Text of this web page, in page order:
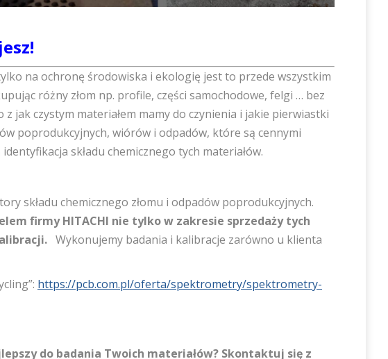
na ochronę środowiska i ekologię jest to przede wszystkim
różny złom np. profile, części samochodowe, felgi … bez
jak czystym materiałem mamy do czynienia i jakie pierwiastki
poprodukcyjnych, wiórów i odpadów, które są cennymi
składu chemicznego tych materiałów.
składu chemicznego złomu i odpadów poprodukcyjnych.
firmy HITACHI nie tylko w zakresie sprzedaży tych
Wykonujemy badania i kalibracje zarówno u klienta
https://pcb.com.pl/oferta/spektrometry/spektrometry-
do badania Twoich materiałów? Skontaktuj się z